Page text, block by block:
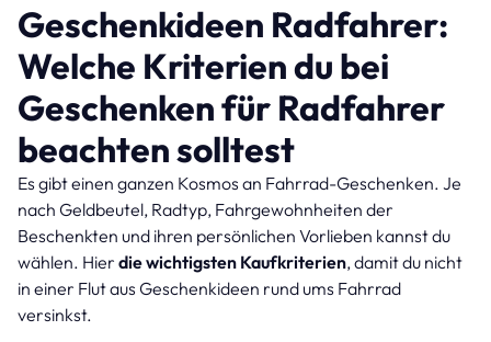
Geschenkideen Radfahrer:
Welche Kriterien du bei
Geschenken für Radfahrer
beachten solltest
Es gibt einen ganzen Kosmos an Fahrrad-Geschenken. Je
nach Geldbeutel, Radtyp, Fahrgewohnheiten der
Beschenkten und ihren persönlichen Vorlieben kannst du
wählen. Hier die wichtigsten Kaufkriterien, damit du nicht
in einer Flut aus Geschenkideen rund ums Fahrrad
versinkst.